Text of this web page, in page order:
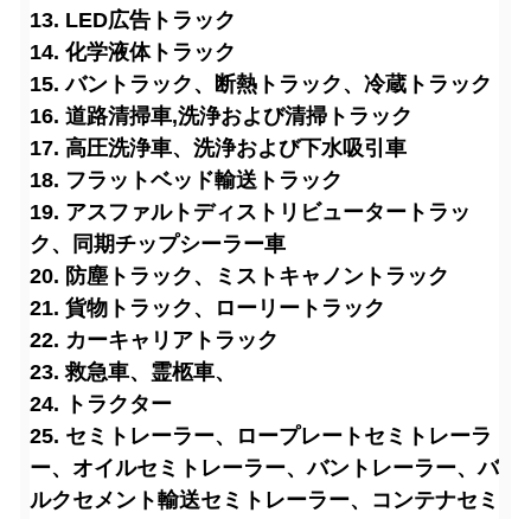
13. LED広告トラック
14. 化学液体トラック
15. バントラック、断熱トラック、冷蔵トラック
16. 道路清掃車,洗浄および清掃トラック
17. 高圧洗浄車、洗浄および下水吸引車
18. フラットベッド輸送トラック
19. アスファルトディストリビュータートラッ
ク、同期チップシーラー車
20. 防塵トラック、ミストキャノントラック
21. 貨物トラック、ローリートラック
22. カーキャリアトラック
23. 救急車、霊柩車、
24. トラクター
25. セミトレーラー、ロープレートセミトレーラ
ー、オイルセミトレーラー、バントレーラー、バ
ルクセメント輸送セミトレーラー、コンテナセミ